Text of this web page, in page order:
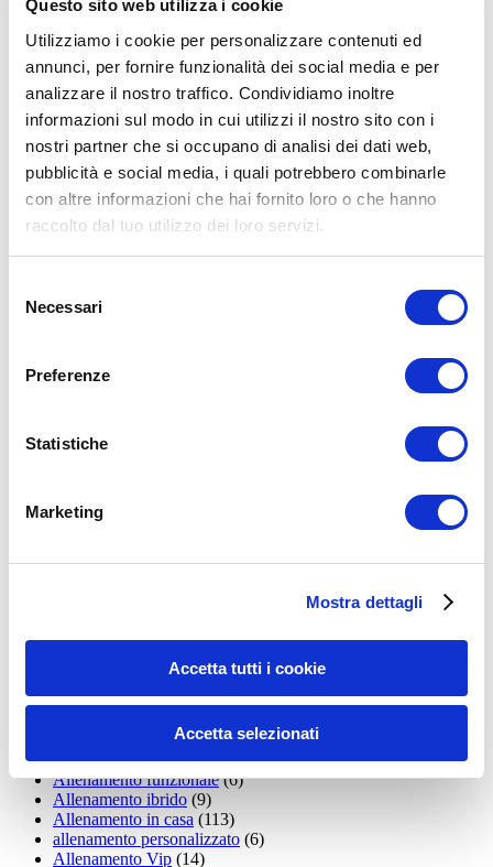
Questo sito web utilizza i cookie
Utilizziamo i cookie per personalizzare contenuti ed
annunci, per fornire funzionalità dei social media e per
analizzare il nostro traffico. Condividiamo inoltre
informazioni sul modo in cui utilizzi il nostro sito con i
nostri partner che si occupano di analisi dei dati web,
pubblicità e social media, i quali potrebbero combinarle
con altre informazioni che hai fornito loro o che hanno
raccolto dal tuo utilizzo dei loro servizi.
delNecessari
Preferenze
Statistiche
Marketing
Mostra dettagli
Accetta tutti i cookie
Accetta selezionati
ALLENATI CON ME!
35workout(10)
Allenamenti con elastici(26)
Allenamenti in Diretta(30)
Allenamento aerobico(16)
Allenamento con il TRX(36)
Allenamento Donne(75)
Allenamento funzionale(6)
Allenamento ibrido (9)
Allenamento in casa (113)
allenamento personalizzato (6)
Allenamento Vip (14)